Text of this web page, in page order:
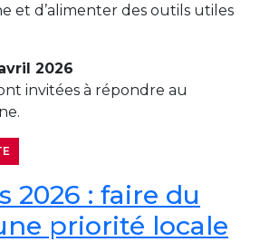
et d’alimenter des outils utiles
2026
invitées à répondre au
2026 : faire du
priorité locale